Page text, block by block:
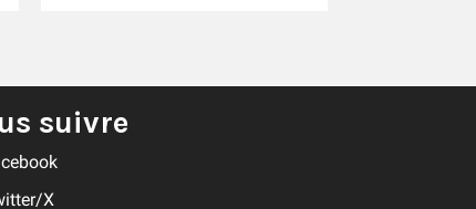
suivre
X